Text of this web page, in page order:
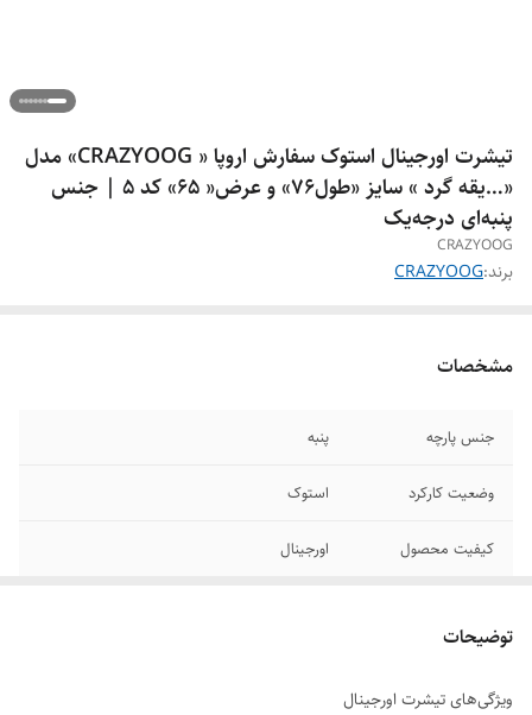
تیشرت اورجینال استوک سفارش اروپا « CRAZYOOG» مدل
«…یقه گرد » سایز «طول۷۶» و عرض« 6۵» کد ۵ | جنس
پنبه‌ای درجه‌یک
CRAZYOOG
برند:CRAZYOOG
مشخصات
جنس پارچه پنبه
وضعیت کارکرد استوک
کیفیت محصول اورجینال
شستشوی
طول
توضیحات
ویژگی‌های تیشرت اورجینال